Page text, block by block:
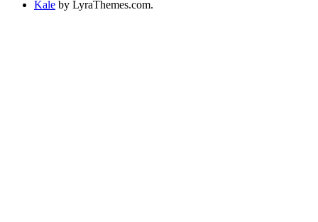
Kale by LyraThemes.com.